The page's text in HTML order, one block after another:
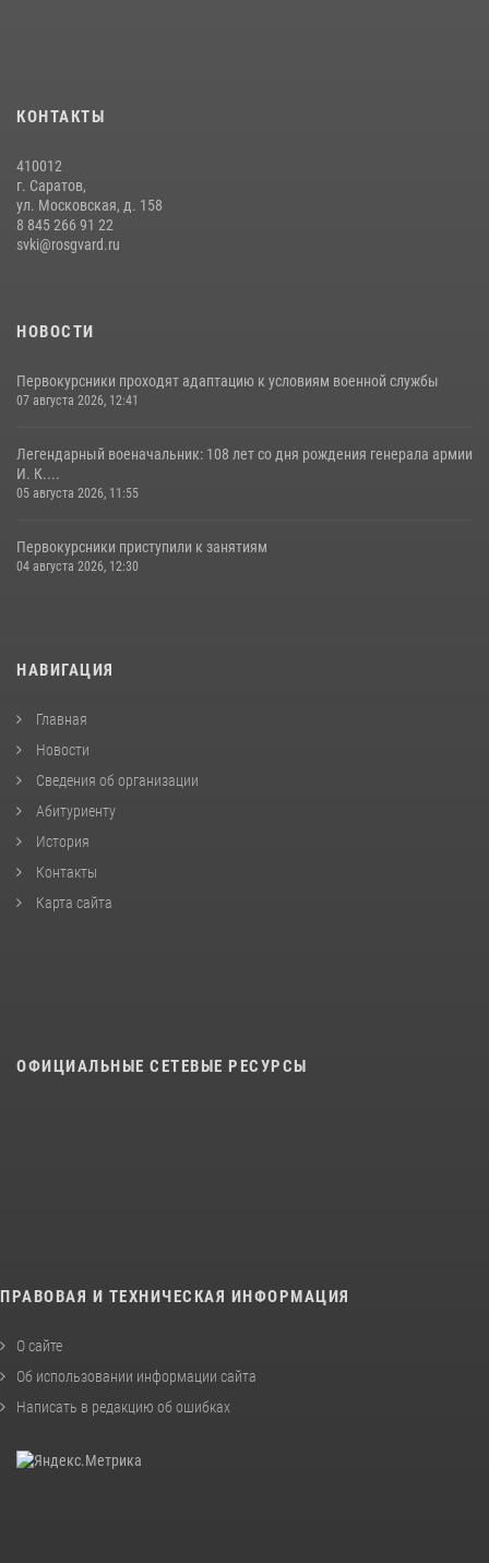
31 июля 2026, 12:08
КОНТАКТЫ
410012
г. Саратов,
ул. Московская, д. 158
8 845 266 91 22
svki@rosgvard.ru
НОВОСТИ
Первокурсники проходят адаптацию к условиям военной службы
07 августа 2026, 12:41
Легендарный военачальник: 108 лет со дня рождения генерала армии
И. К....
05 августа 2026, 11:55
Первокурсники приступили к занятиям
04 августа 2026, 12:30
НАВИГАЦИЯ
Главная
Новости
Сведения об организации
Абитуриенту
История
Контакты
Карта сайта
ОФИЦИАЛЬНЫЕ СЕТЕВЫЕ РЕСУРСЫ
ПРАВОВАЯ И ТЕХНИЧЕСКАЯ ИНФОРМАЦИЯ
О сайте
Об использовании информации сайта
Написать в редакцию об ошибках